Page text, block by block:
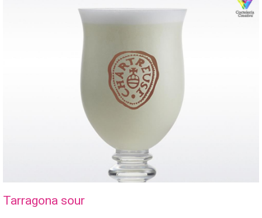
Tarragona sour